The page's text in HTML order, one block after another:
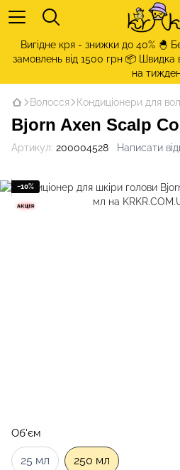
Вигідне кря - знижки до 40% 🐣
замовлень від 1500 грн 📦 Швидка
на
Волосся Кондиціонери для
Bjorn Axen Scalp
Артикул: 200004528 Написати
−10%
Об'єм
25 мл 250 мл